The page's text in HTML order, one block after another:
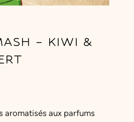
– KIWI &
aromatisés aux parfums